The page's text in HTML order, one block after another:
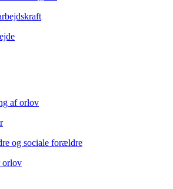
af orlov
og sociale forældre
orlov